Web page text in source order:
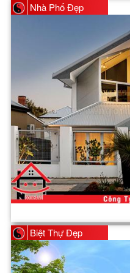
Nhà Phố Đẹp
Biệt Thự Đẹp